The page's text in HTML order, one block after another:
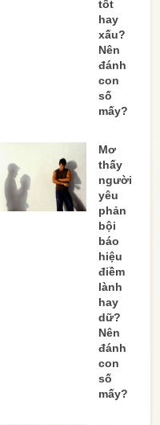
tốt
hay
xấu?
Nên
đánh
con
số
mấy?
Mơ
thấy
người
yêu
phản
bội
báo
hiệu
điềm
lành
hay
dữ?
Nên
đánh
con
số
mấy?